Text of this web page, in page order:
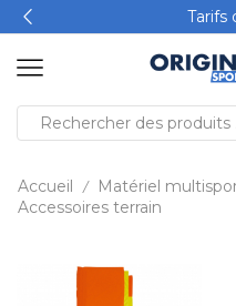
Tarifs
Accueil / Matériel
Accessoires terrain